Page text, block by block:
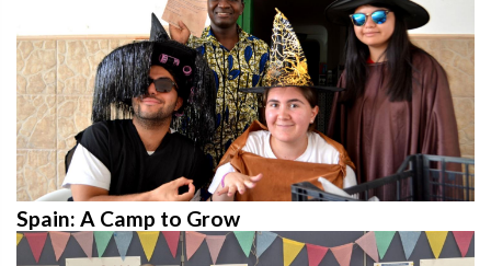
Spain: A Camp to Grow